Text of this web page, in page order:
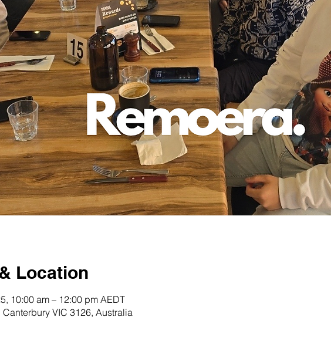
Location
10:00 am – 12:00 pm AEDT
Canterbury VIC 3126, Australia